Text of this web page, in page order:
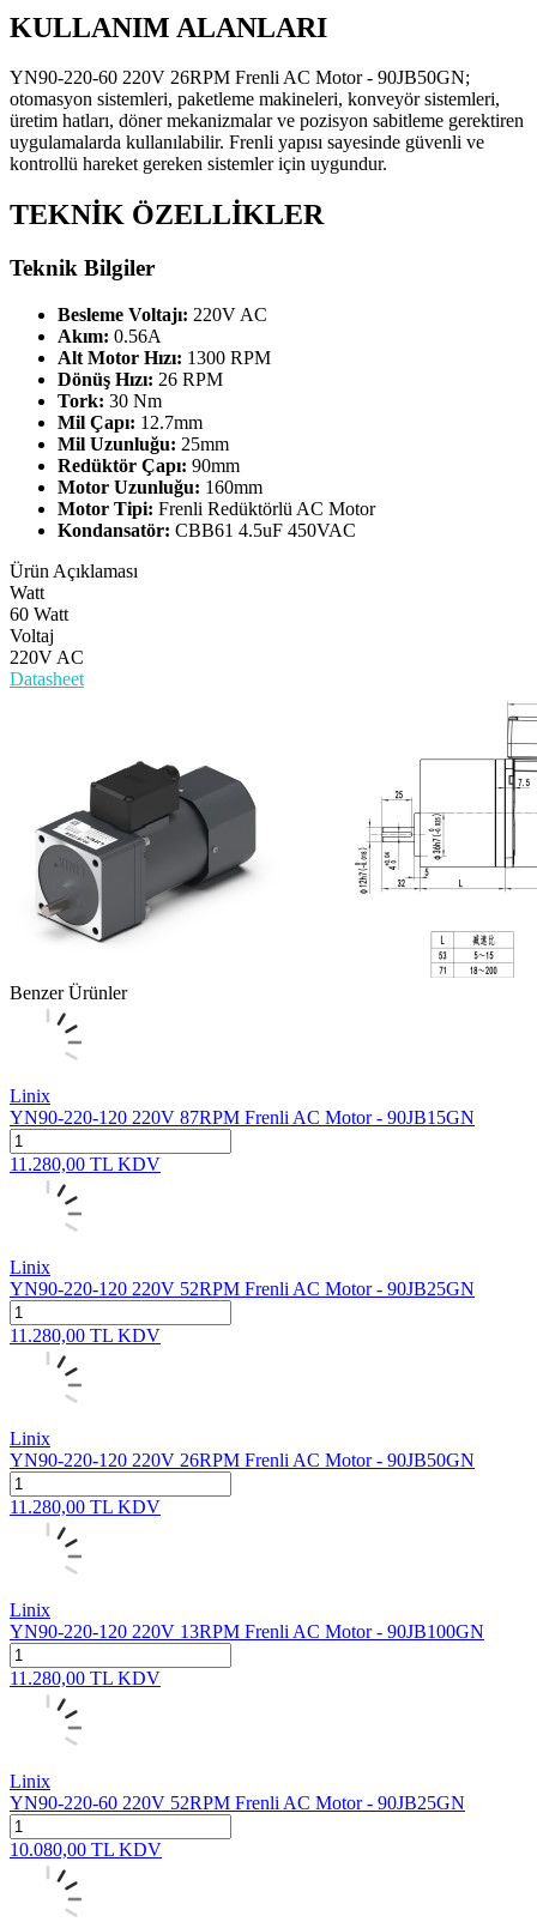
KULLANIM ALANLARI
YN90-220-60 220V 26RPM Frenli AC Motor - 90JB50GN;
otomasyon sistemleri, paketleme makineleri, konveyör sistemleri,
üretim hatları, döner mekanizmalar ve pozisyon sabitleme gerektiren
uygulamalarda kullanılabilir. Frenli yapısı sayesinde güvenli ve
kontrollü hareket gereken sistemler için uygundur.
TEKNİK ÖZELLİKLER
Teknik Bilgiler
Besleme Voltajı: 220V AC
Akım: 0.56A
Alt Motor Hızı: 1300 RPM
Dönüş Hızı: 26 RPM
Tork: 30 Nm
Mil Çapı: 12.7mm
Mil Uzunluğu: 25mm
Redüktör Çapı: 90mm
Motor Uzunluğu: 160mm
Motor Tipi: Frenli Redüktörlü AC Motor
Kondansatör: CBB61 4.5uF 450VAC
Ürün Açıklaması
Watt
60 Watt
Voltaj
220V AC
Datasheet
Benzer Ürünler
Linix
YN90-220-120 220V 87RPM Frenli AC Motor - 90JB15GN
11.280,00 TL KDV
Linix
YN90-220-120 220V 52RPM Frenli AC Motor - 90JB25GN
11.280,00 TL KDV
Linix
YN90-220-120 220V 26RPM Frenli AC Motor - 90JB50GN
11.280,00 TL KDV
Linix
YN90-220-120 220V 13RPM Frenli AC Motor - 90JB100GN
11.280,00 TL KDV
Linix
YN90-220-60 220V 52RPM Frenli AC Motor - 90JB25GN
10.080,00 TL KDV